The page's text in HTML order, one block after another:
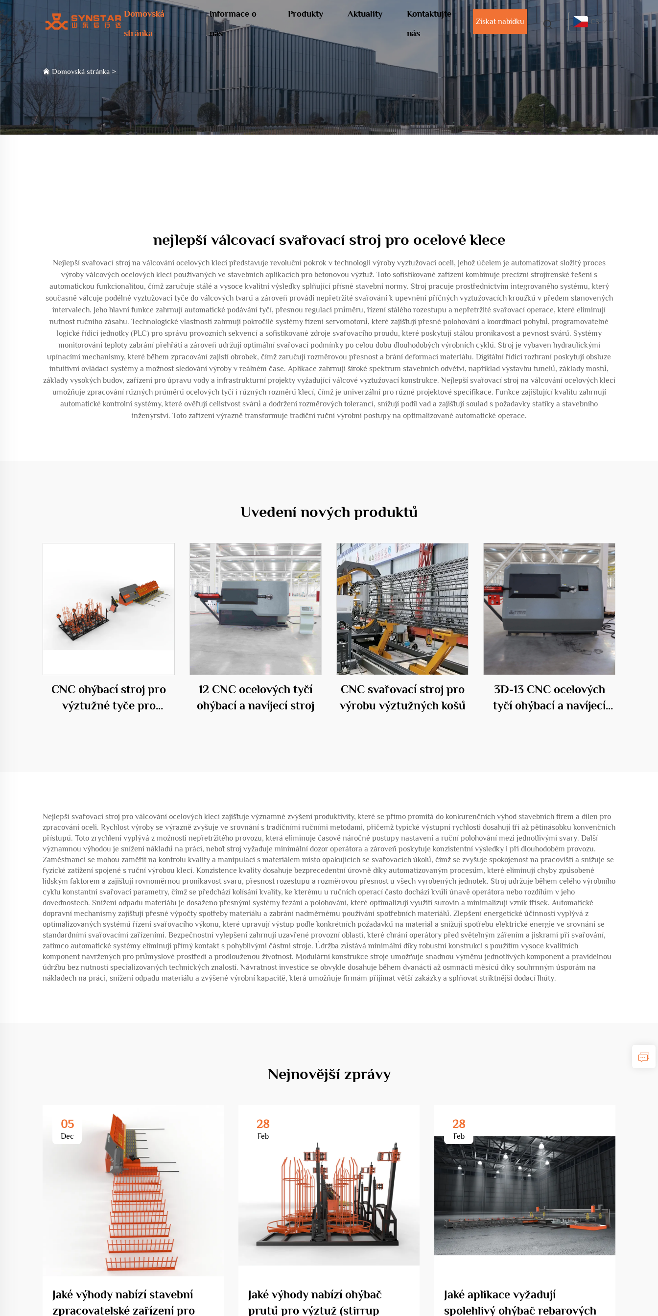
Domovská
stránka
Informace o
nás
Produkty Aktuality
Kontaktujte
nás
Získat nabídku CS
Domovská stránka >
nejlepší válcovací svařovací stroj pro ocelové klece
Nejlepší svařovací stroj na válcování ocelových klecí představuje revoluční pokrok v technologii výroby vyztužovací oceli, jehož účelem je automatizovat složitý proces
výroby válcových ocelových klecí používaných ve stavebních aplikacích pro betonovou výztuž. Toto sofistikované zařízení kombinuje precizní strojírenské řešení s
automatickou funkcionalitou, čímž zaručuje stálé a vysoce kvalitní výsledky splňující přísné stavební normy. Stroj pracuje prostřednictvím integrovaného systému, který
současně válcuje podélné vyztužovací tyče do válcových tvarů a zároveň provádí nepřetržité svařování k upevnění příčných vyztužovacích kroužků v předem stanovených
intervalech. Jeho hlavní funkce zahrnují automatické podávání tyčí, přesnou regulaci průměru, řízení stálého rozestupu a nepřetržité svařovací operace, které eliminují
nutnost ručního zásahu. Technologické vlastnosti zahrnují pokročilé systémy řízení servomotorů, které zajišťují přesné polohování a koordinaci pohybů, programovatelné
logické řídicí jednotky (PLC) pro správu provozních sekvencí a sofistikované zdroje svařovacího proudu, které poskytují stálou pronikavost a pevnost svárů. Systémy
monitorování teploty zabrání přehřátí a zároveň udržují optimální svařovací podmínky po celou dobu dlouhodobých výrobních cyklů. Stroj je vybaven hydraulickými
upínacími mechanismy, které během zpracování zajistí obrobek, čímž zaručují rozměrovou přesnost a brání deformaci materiálu. Digitální řídicí rozhraní poskytují obsluze
intuitivní ovládací systémy a možnost sledování výroby v reálném čase. Aplikace zahrnují široké spektrum stavebních odvětví, například výstavbu tunelů, základy mostů,
základy vysokých budov, zařízení pro úpravu vody a infrastrukturní projekty vyžadující válcové vyztužovací konstrukce. Nejlepší svařovací stroj na válcování ocelových klecí
umožňuje zpracování různých průměrů ocelových tyčí i různých rozměrů klecí, čímž je univerzální pro různé projektové specifikace. Funkce zajišťující kvalitu zahrnují
automatické kontrolní systémy, které ověřují celistvost svárů a dodržení rozměrových tolerancí, snižují podíl vad a zajišťují soulad s požadavky statiky a stavebního
inženýrství. Toto zařízení výrazně transformuje tradiční ruční výrobní postupy na optimalizované automatické operace.
Uvedení nových produktů
CNC ohýbací stroj pro
výztužné tyče pro
12 CNC ocelových tyčí
ohýbací a navíjecí stroj
CNC svařovací stroj pro
výrobu výztužných košů
3D-13 CNC ocelových
tyčí ohýbací a navíjecí
Nejlepší svařovací stroj pro válcování ocelových klecí zajišťuje významné zvýšení produktivity, které se přímo promítá do konkurenčních výhod stavebních firem a dílen pro
zpracování oceli. Rychlost výroby se výrazně zvyšuje ve srovnání s tradičními ručními metodami, přičemž typické výstupní rychlosti dosahují tří až pětinásobku konvenčních
přístupů. Toto zrychlení vyplývá z možnosti nepřetržitého provozu, která eliminuje časově náročné postupy nastavení a ruční polohování mezi jednotlivými svary. Další
významnou výhodou je snížení nákladů na práci, neboť stroj vyžaduje minimální dozor operátora a zároveň poskytuje konzistentní výsledky i při dlouhodobém provozu.
Zaměstnanci se mohou zaměřit na kontrolu kvality a manipulaci s materiálem místo opakujících se svařovacích úkolů, čímž se zvyšuje spokojenost na pracovišti a snižuje se
fyzické zatížení spojené s ruční výrobou klecí. Konzistence kvality dosahuje bezprecedentní úrovně díky automatizovaným procesům, které eliminují chyby způsobené
lidským faktorem a zajišťují rovnoměrnou pronikavost svaru, přesnost rozestupu a rozměrovou přesnost u všech vyrobených jednotek. Stroj udržuje během celého výrobního
cyklu konstantní svařovací parametry, čímž se předchází kolísání kvality, ke kterému u ručních operací často dochází kvůli únavě operátora nebo rozdílům v jeho
dovednostech. Snížení odpadu materiálu je dosaženo přesnými systémy řezání a polohování, které optimalizují využití surovin a minimalizují vznik třísek. Automatické
dopravní mechanismy zajišťují přesné výpočty spotřeby materiálu a zabrání nadměrnému používání spotřebních materiálů. Zlepšení energetické účinnosti vyplývá z
optimalizovaných systémů řízení svařovacího výkonu, které upravují výstup podle konkrétních požadavků na materiál a snižují spotřebu elektrické energie ve srovnání se
standardními svařovacími zařízeními. Bezpečnostní vylepšení zahrnují uzavřené provozní oblasti, které chrání operátory před světelným zářením a jiskrami při svařování,
zatímco automatické systémy eliminují přímý kontakt s pohyblivými částmi stroje. Údržba zůstává minimální díky robustní konstrukci s použitím vysoce kvalitních
komponent navržených pro průmyslové prostředí a prodlouženou životnost. Modulární konstrukce stroje umožňuje snadnou výměnu jednotlivých komponent a pravidelnou
údržbu bez nutnosti specializovaných technických znalostí. Návratnost investice se obvykle dosahuje během dvanácti až osmnácti měsíců díky souhrnným úsporám na
nákladech na práci, snížení odpadu materiálu a zvýšené výrobní kapacitě, která umožňuje firmám přijímat větší zakázky a splňovat striktnější dodací lhůty.
Nejnovější zprávy
05
Dec
Jaké výhody nabízí stavební
zpracovatelské zařízení pro
28
Feb
Jaké výhody nabízí ohýbač
prutů pro výztuž (stirrup
28
Feb
Jaké aplikace vyžadují
spolehlivý ohýbač rebarových